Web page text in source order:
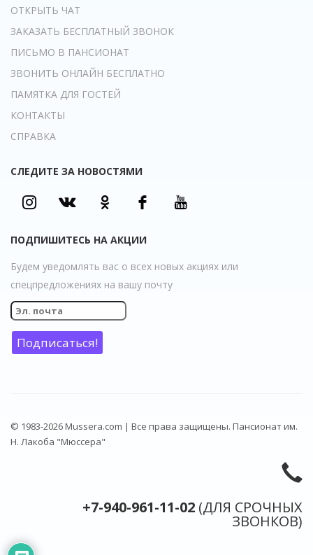
ОТКРЫТЬ ЧАТ
ЗАКАЗАТЬ БЕСПЛАТНЫЙ ЗВОНОК
ПИСЬМО В ПАНСИОНАТ
ЗВОНИТЬ ОНЛАЙН БЕСПЛАТНО
ПАМЯТКА ДЛЯ ГОСТЕЙ
КОНТАКТЫ
СПРАВКА
СЛЕДИТЕ ЗА НОВОСТЯМИ
ПОДПИШИТЕСЬ НА АКЦИИ
Будем уведомлять вас о всех новых акциях или
спецпредложениях на вашу почту
© 1983-2026 Mussera.com | Все права защищены. Пансионат им.
Н. Лакоба "Мюссера"
+7-940-961-11-02 (ДЛЯ СРОЧНЫХ
ЗВОНКОВ)